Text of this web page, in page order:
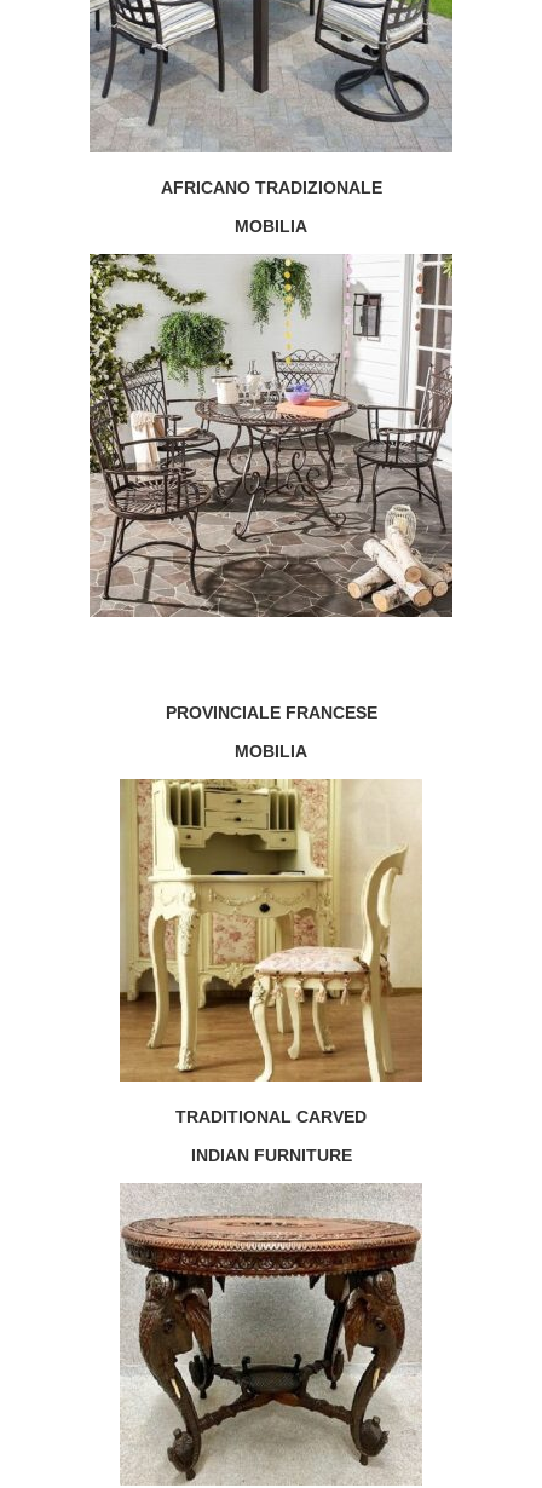
AFRICANO TRADIZIONALE
MOBILIA
PROVINCIALE FRANCESE
MOBILIA
TRADITIONAL CARVED
INDIAN FURNITURE